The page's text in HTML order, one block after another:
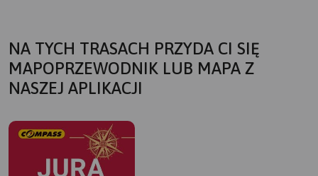
NA TYCH TRASACH PRZYDA CI SIĘ
MAPOPRZEWODNIK LUB MAPA Z
NASZEJ APLIKACJI